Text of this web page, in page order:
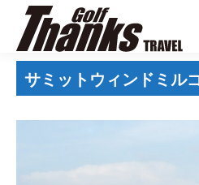
サミットウィンドミル